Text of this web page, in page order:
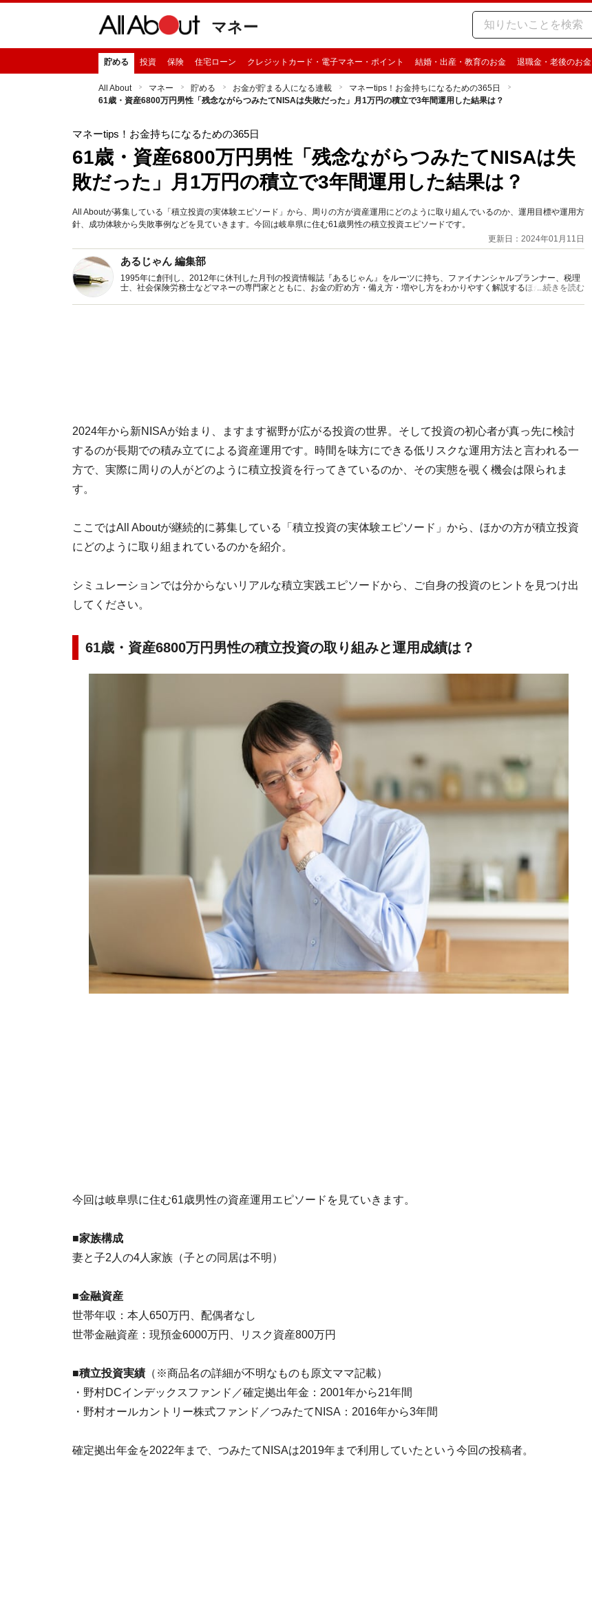
マネー
貯める 投資 保険 住宅ローン クレジットカード・電子マネー・ポイント 結婚・出産・教育のお金 退職金・老後のお金
All About マネー 貯める お金が貯まる人になる連載
マネーtips！お金持ちになるための365日
61歳・資産6800万円男性「残念ながらつみたてNISAは失敗だった」月1万円の積立で3年間運用した結果は？
マネーtips！お金持ちになるための365日
61歳・資産6800万円男性「残念ながらつみたてNISAは失
敗だった」月1万円の積立で3年間運用した結果は？
All Aboutが募集している「積立投資の実体験エピソード」から、周りの方が資産運用にどのように取り組んでいるのか、運用目標や運用方
針、成功体験から失敗事例などを見ていきます。今回は岐阜県に住む61歳男性の積立投資エピソードです。
更新日：2024年01月11日
あるじゃん 編集部
1995年に創刊し、2012年に休刊した月刊の投資情報誌『あるじゃん』をルーツに持ち、ファイナンシャルプランナー、税理
士、社会保険労務士などマネーの専門家とともに、お金の貯め方・備え方・増やし方をわかりやすく解説するほか、マネー最
...続きを読む
2024年から新NISAが始まり、ますます裾野が広がる投資の世界。そして投資の初心者が真っ先に検討
するのが長期での積み立てによる資産運用です。時間を味方にできる低リスクな運用方法と言われる一
方で、実際に周りの人がどのように積立投資を行ってきているのか、その実態を覗く機会は限られま
す。
ここではAll Aboutが継続的に募集している「積立投資の実体験エピソード」から、ほかの方が積立投資
にどのように取り組まれているのかを紹介。
シミュレーションでは分からないリアルな積立実践エピソードから、ご自身の投資のヒントを見つけ出
してください。
61歳・資産6800万円男性の積立投資の取り組みと運用成績は？
今回は岐阜県に住む61歳男性の資産運用エピソードを見ていきます。
■家族構成
妻と子2人の4人家族（子との同居は不明）
■金融資産
世帯年収：本人650万円、配偶者なし
世帯金融資産：現預金6000万円、リスク資産800万円
■積立投資実績 （※商品名の詳細が不明なものも原文ママ記載）
・野村DCインデックスファンド／確定拠出年金：2001年から21年間
・野村オールカントリー株式ファンド／つみたてNISA：2016年から3年間
確定拠出年金を2022年まで、つみたてNISAは2019年まで利用していたという今回の投稿者。